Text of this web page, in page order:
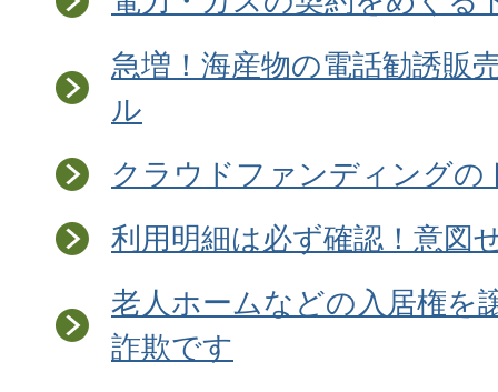
急増！海産物の電話勧誘販
ル
クラウドファンディングの
利用明細は必ず確認！意図
老人ホームなどの入居権を
詐欺です